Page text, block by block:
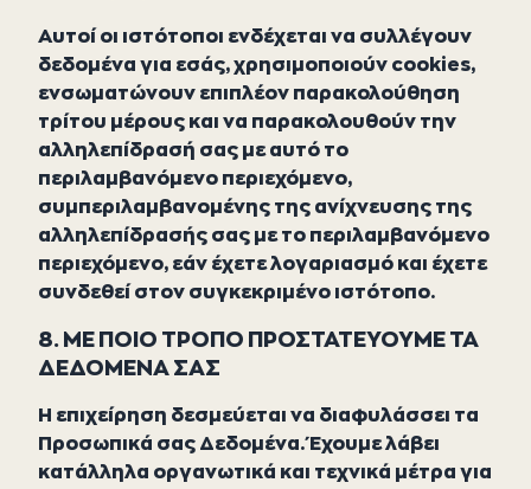
Αυτοί οι ιστότοποι ενδέχεται να συλλέγουν
δεδομένα για εσάς, χρησιμοποιούν cookies,
ενσωματώνουν επιπλέον παρακολούθηση
τρίτου μέρους και να παρακολουθούν την
αλληλεπίδρασή σας με αυτό το
περιλαμβανόμενο περιεχόμενο,
συμπεριλαμβανομένης της ανίχνευσης της
αλληλεπίδρασής σας με το περιλαμβανόμενο
περιεχόμενο, εάν έχετε λογαριασμό και έχετε
συνδεθεί στον συγκεκριμένο ιστότοπο.
8. ΜΕ ΠΟΙΟ ΤΡΟΠΟ ΠΡΟΣΤΑΤΕΥΟΥΜΕ ΤΑ
ΔΕΔΟΜΕΝΑ ΣΑΣ
Η επιχείρηση δεσμεύεται να διαφυλάσσει τα
Προσωπικά σας Δεδομένα. Έχουμε λάβει
κατάλληλα οργανωτικά και τεχνικά μέτρα για